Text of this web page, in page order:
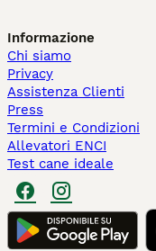
Informazione
Chi siamo
Privacy
Assistenza Clienti
Press
Termini e Condizioni
Allevatori ENCI
Test cane ideale